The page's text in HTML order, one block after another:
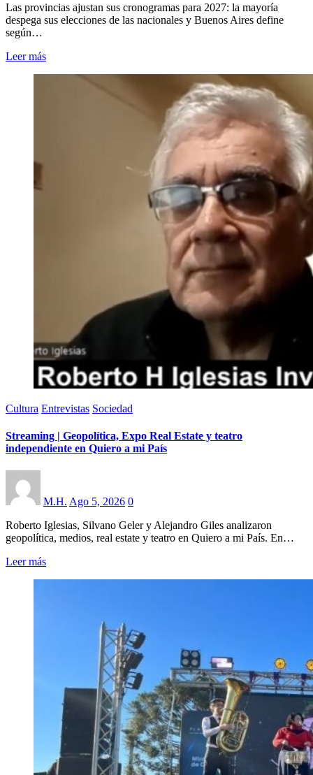
Las provincias ajustan sus cronogramas para 2027: la mayoría
despega sus elecciones de las nacionales y Buenos Aires define
según…
Leer más
Cultura Entrevistas Sociedad
Streaming | Geopolítica, Expo Real Estate y teatro
independiente en Quiero a mi País
M.H. Ago 5, 2026 0
Roberto Iglesias, Silvano Geler y Alejandro Giles analizaron
geopolítica, medios, real estate y teatro en Quiero a mi País. En…
Leer más